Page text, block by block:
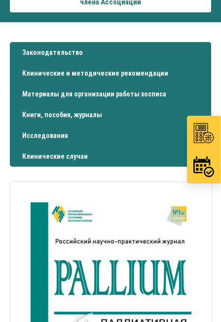
члена Ассоциации
Законодательство
Клинические и методические рекомендации
Материалы для организации работы хосписа
Книги, пособия, журналы
Исследования
Клинические случаи